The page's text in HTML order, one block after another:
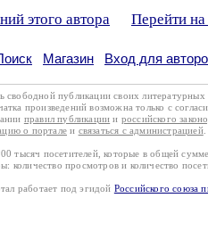
этого автора Перейти
Магазин Вход для
свободной публикации своих
произведений возможна только с
правил публикации и российского
о портале и связаться с администрацией.
тысяч посетителей, которые в общей
количество просмотров и количество
работает под эгидой Российского союза